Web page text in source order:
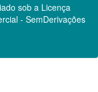
sob a Licença
- SemDerivações